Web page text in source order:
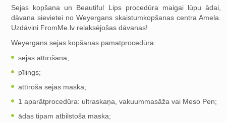
Sejas kopšana un Beautiful Lips procedūra maigai lūpu ādai,
dāvana sievietei no Weyergans skaistumkopšanas centra Amela.
Uzdāvini FromMe.lv relaksējošas dāvanas!
Weyergans sejas kopšanas pamatprocedūra:
sejas attīrīšana;
pīlings;
attīroša sejas maska;
1 aparātprocedūra: ultraskaņa, vakuummasāža vai Meso Pen;
ādas tipam atbilstoša maska;